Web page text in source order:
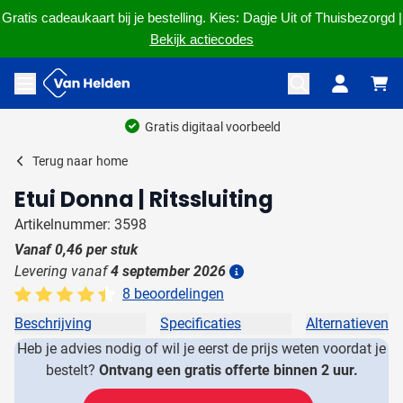
Gratis cadeaukaart bij je bestelling. Kies: Dagje Uit of Thuisbezorgd |
Bekijk actiecodes
Ga naar de inhoud
Menu openen
Gratis digitaal voorbeeld
Terug naar home
Etui Donna | Ritssluiting
Artikelnummer: 3598
Vanaf0,46 per stuk
Levering vanaf4 september 2026
8 beoordelingen
Beschrijving
Specificaties
Alternatieven
Heb je advies nodig of wil je eerst de prijs weten voordat je
bestelt? Ontvang een gratis offerte binnen 2 uur.